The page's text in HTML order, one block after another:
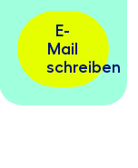
E-
Mail
schreiben